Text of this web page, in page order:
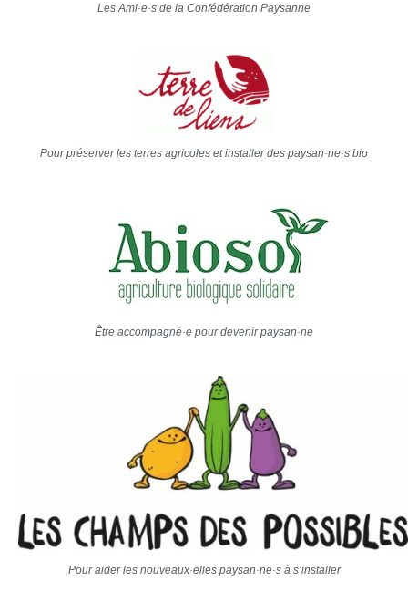
Les Ami·e·s de la Confédération Paysanne
Pour préserver les terres agricoles et installer des paysan·ne·s bio
Être accompagné·e pour devenir paysan·ne
Pour aider les nouveaux·elles paysan·ne·s à s’installer